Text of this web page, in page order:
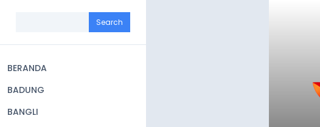
navigation
BERANDA
BADUNG
BANGLI